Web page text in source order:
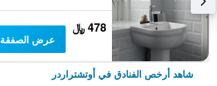
478 ﷼
عرض الصفقة
شاهد أرخص الفنادق في أوتشتراردر